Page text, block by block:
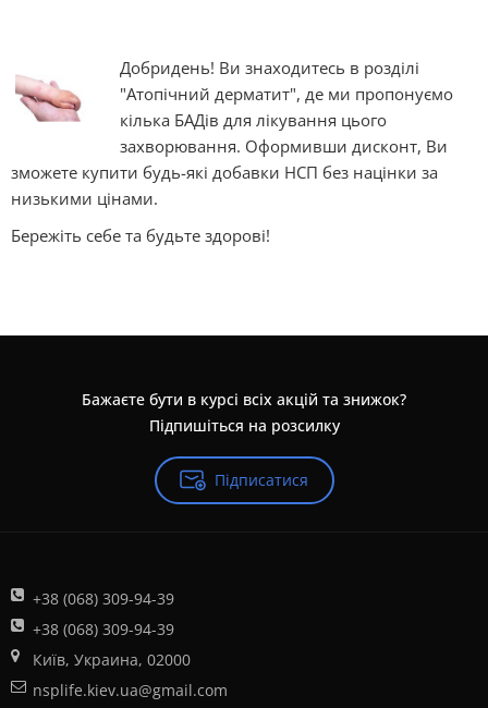
Добридень! Ви знаходитесь в розділі
"Атопічний дерматит", де ми пропонуємо
кілька БАДів для лікування цього
захворювання. Оформивши дисконт, Ви
зможете купити будь-які добавки НСП без націнки за
низькими цінами.
Бережіть себе та будьте здорові!
Бажаєте бути в курсі всіх акцій та знижок?
Підпишіться на розсилку
Підписатися
+38 (068) 309-94-39
+38 (068) 309-94-39
Київ, Украина, 02000
nsplife.kiev.ua@gmail.com